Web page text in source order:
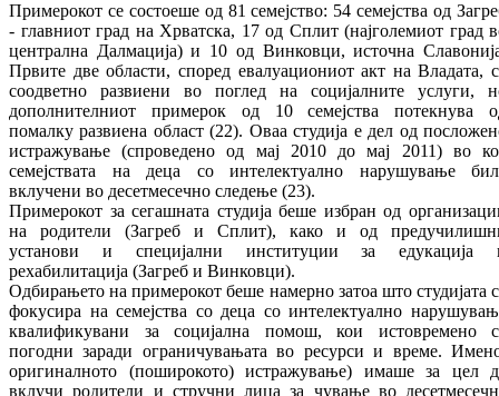
Примерокот се состоеше од 81 семејство: 54 семејства од
- главниот град на Хрватска, 17 од Сплит (најголемиот град
централна Далмација) и 10 од Винковци, источна
Првите две области, според евалуациониот акт на Владата,
соодветно развиени во поглед на социјалните услуги,
дополнителниот примерок од 10 семејства потекнува
помалку развиена област (22). Оваа студија е дел од
истражување (спроведено од мај 2010 до мај 2011) во
семејствата на деца со интелектуално нарушување
вклучени во десетмесечно следење (23).
Примерокот за сегашната студија беше избран од
на родители (Загреб и Сплит), како и од
установи и специјални институции за едукација
рехабилитација (Загреб и Винковци).
Одбирањето на примерокот беше намерно затоа што студијата
фокусира на семејства со деца со интелектуално
квалификувани за социјална помош, кои истовремено
погодни заради ограничувањата во ресурси и време.
оригиналното (поширокото) истражување) имаше за цел
вклучи родители и стручни лица за чување во